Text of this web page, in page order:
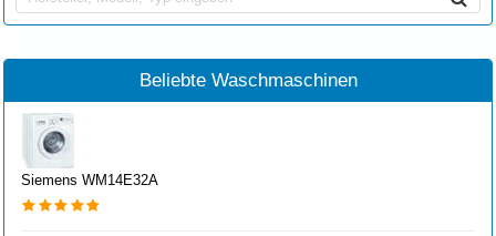
Beliebte Waschmaschinen
Siemens WM14E32A